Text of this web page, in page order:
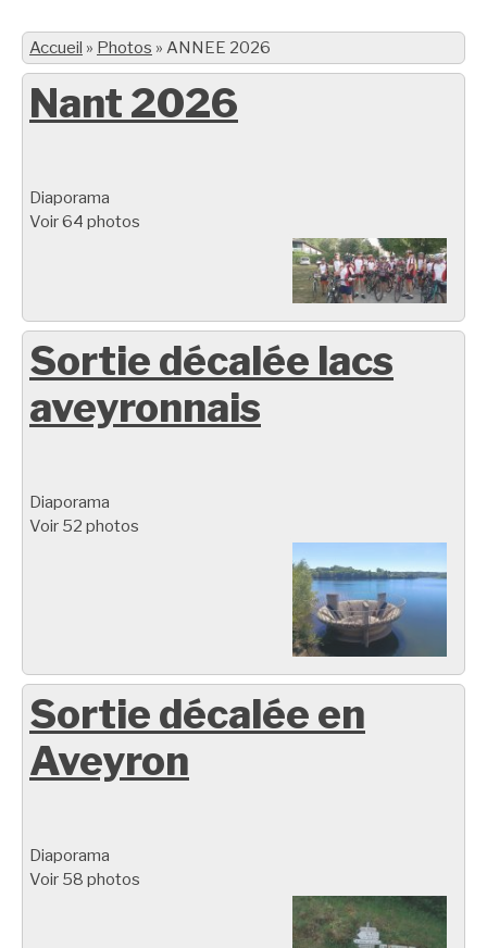
Accueil » Photos » ANNEE 2026
Nant 2026
Diaporama
Voir 64 photos
Sortie décalée lacs
aveyronnais
Diaporama
Voir 52 photos
Sortie décalée en
Aveyron
Diaporama
Voir 58 photos